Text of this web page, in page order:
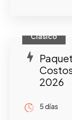
Clasico
2026
5 días